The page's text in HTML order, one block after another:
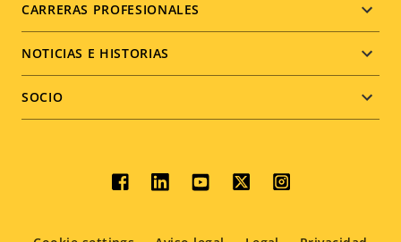
CARRERAS PROFESIONALES
NOTICIAS E HISTORIAS
SOCIO
Social
menu